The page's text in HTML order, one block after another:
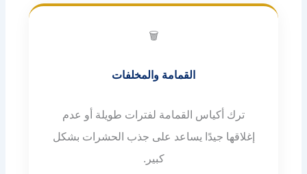
🗑️
القمامة والمخلفات
ترك أكياس القمامة لفترات طويلة أو عدم
إغلاقها جيدًا يساعد على جذب الحشرات بشكل
كبير.